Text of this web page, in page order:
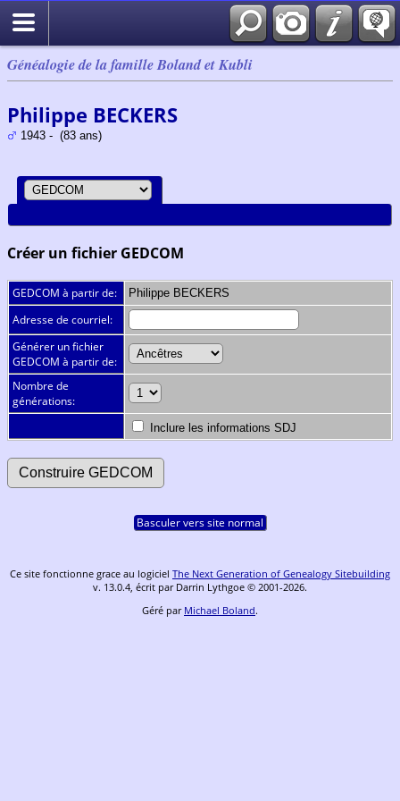
Généalogie de la famille Boland et Kubli
Philippe BECKERS
1943 - (83 ans)
Créer un fichier GEDCOM
GEDCOM à partir de: Philippe BECKERS
Adresse de courriel:
Générer un fichier
GEDCOM à partir de:
Nombre de
générations:
Inclure les informations SDJ
Basculer vers site normal
Ce site fonctionne grace au logiciel The Next Generation of Genealogy Sitebuilding
v. 13.0.4, écrit par Darrin Lythgoe © 2001-2026.
Géré par Michael Boland.